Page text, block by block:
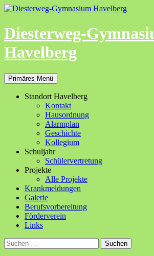
Zum
springen
Diesterweg-
Havelberg
Suchen
Primäres Menü
Standort Havelberg
Kontakt
Hausordnung
Alarmplan
Geschichte
Kollegium
Schuljahr
Schülervertretung
Projekte
Alle Projekte
Krankmeldungen
Galerie
Berufsvorbereitung
Förderverein
Links
Suchen
nach: